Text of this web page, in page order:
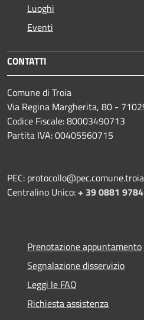
Luoghi
Eventi
CONTATTI
Comune di Troia
Via Regina Margherita, 80 -
Codice Fiscale: 80003490713
Partita IVA: 00405560715
PEC:
Centralino Unico:+ 39 0881
Prenotazione appuntamento
Segnalazione disservizio
Leggi le FAQ
Richiesta assistenza